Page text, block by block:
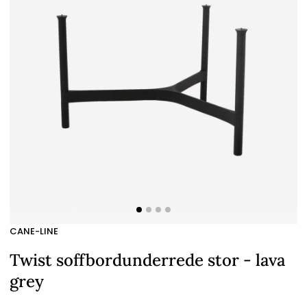
CANE-LINE
Twist soffbordunderrede stor - lava
grey